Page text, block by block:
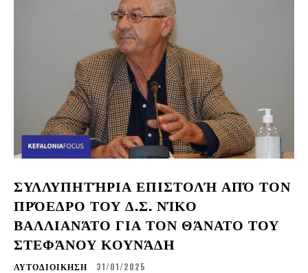
ΣΥΛΛΥΠΗΤΉΡΙΑ ΕΠΙΣΤΟΛΉ ΑΠΌ ΤΟΝ
ΠΡΌΕΔΡΟ ΤΟΥ Δ.Σ. ΝΊΚΟ
ΒΑΛΛΙΑΝΆΤΟ ΓΙΑ ΤΟΝ ΘΆΝΑΤΟ ΤΟΥ
ΣΤΕΦΆΝΟΥ ΚΟΥΝΆΔΗ
ΑΥΤΟΔΙΟΙΚΗΣΗ 31/01/2025